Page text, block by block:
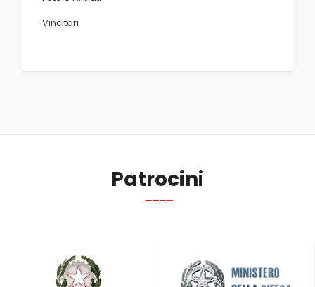
Vincitori
Patrocini